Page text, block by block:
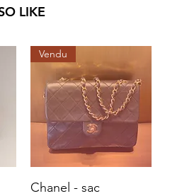
LIKE
Vendu
Chanel - sac